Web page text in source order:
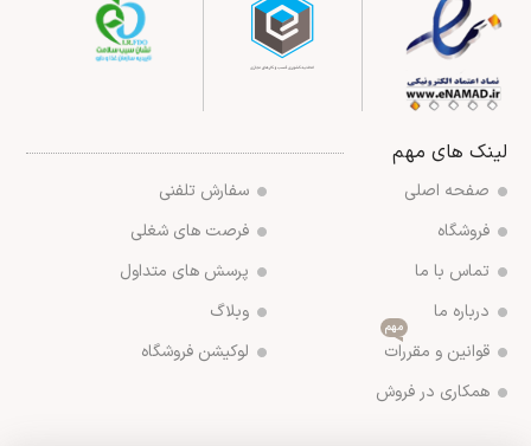
لینک های مهم
صفحه اصلی
فروشگاه
تماس با ما
درباره ما
قوانین و مقررات
مهم
همکاری در فروش
سفارش تلفنی
فرصت های شغلی
پرسش های متداول
وبلاگ
لوکیشن فروشگاه